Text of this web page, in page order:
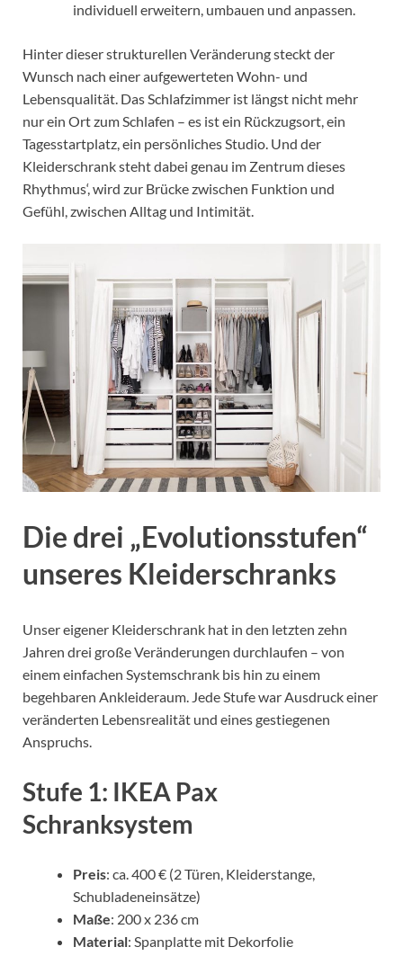
individuell erweitern, umbauen und anpassen.
Hinter dieser strukturellen Veränderung steckt der
Wunsch nach einer aufgewerteten Wohn- und
Lebensqualität. Das Schlafzimmer ist längst nicht mehr
nur ein Ort zum Schlafen – es ist ein Rückzugsort, ein
Tagesstartplatz, ein persönliches Studio. Und der
Kleiderschrank steht dabei genau im Zentrum dieses
Rhythmus‘, wird zur Brücke zwischen Funktion und
Gefühl, zwischen Alltag und Intimität.
Die drei „Evolutionsstufen“
unseres Kleiderschranks
Unser eigener Kleiderschrank hat in den letzten zehn
Jahren drei große Veränderungen durchlaufen – von
einem einfachen Systemschrank bis hin zu einem
begehbaren Ankleideraum. Jede Stufe war Ausdruck einer
veränderten Lebensrealität und eines gestiegenen
Anspruchs.
Stufe 1: IKEA Pax
Schranksystem
Preis: ca. 400 € (2 Türen, Kleiderstange,
Schubladeneinsätze)
Maße: 200 x 236 cm
Material: Spanplatte mit Dekorfolie